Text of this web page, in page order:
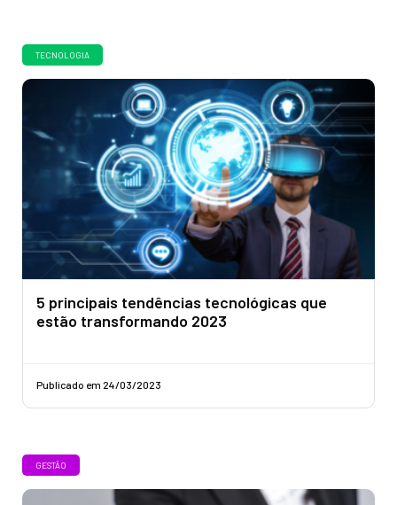
TECNOLOGIA
5 principais tendências tecnológicas que
estão transformando 2023
Publicado em 24/03/2023
GESTÃO